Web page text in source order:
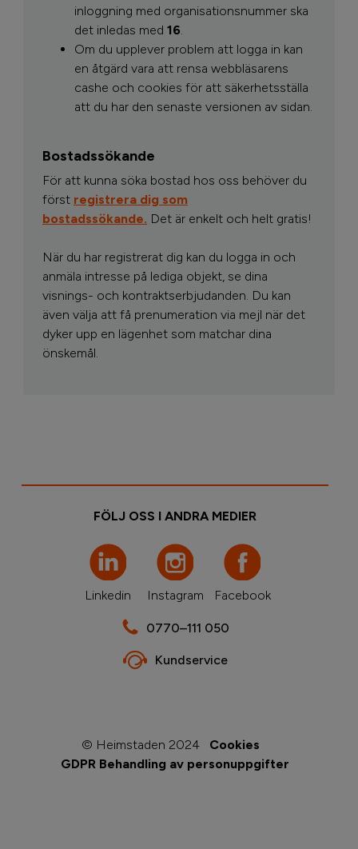
inloggning med organisationsnummer ska
det inledas med 16.
Om du upplever problem att logga in kan
en åtgärd vara att rensa webbläsarens
cashe och cookies för att säkerhetsställa
att du har den senaste versionen av sidan.
Bostadssökande
För att kunna söka bostad hos oss behöver du
först registrera dig som
bostadssökande. Det är enkelt och helt gratis!
När du har registrerat dig kan du logga in och
anmäla intresse på lediga objekt, se dina
visnings- och kontraktserbjudanden. Du kan
även välja att få prenumeration via mejl när det
dyker upp en lägenhet som matchar dina
önskemål.
FÖLJ OSS I ANDRA MEDIER
Linkedin Instagram Facebook
0770–111 050
Kundservice
© Heimstaden 2024
Cookies
GDPR Behandling av personuppgifter